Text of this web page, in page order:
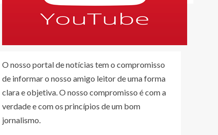
O nosso portal de notícias tem o compromisso
de informar o nosso amigo leitor de uma forma
clara e objetiva. O nosso compromisso é com a
verdade e com os princípios de um bom
jornalismo.